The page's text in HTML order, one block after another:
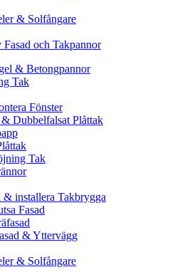
& Solfångare
och Takpannor
& Betongpannor
Tak
Fönster
Dubbelfalsat Plåttak
Tak
installera Takbrygga
Fasad
& Yttervägg
& Solfångare